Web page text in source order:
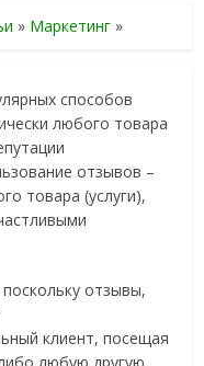
» Маркетинг »
способов
любого товара
отзывов –
товара (услуги),
отзывы,
клиент, посещая